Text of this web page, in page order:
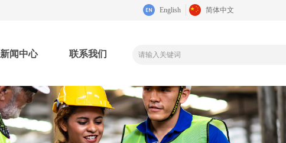
新闻中心 联系我们
English 简体中文